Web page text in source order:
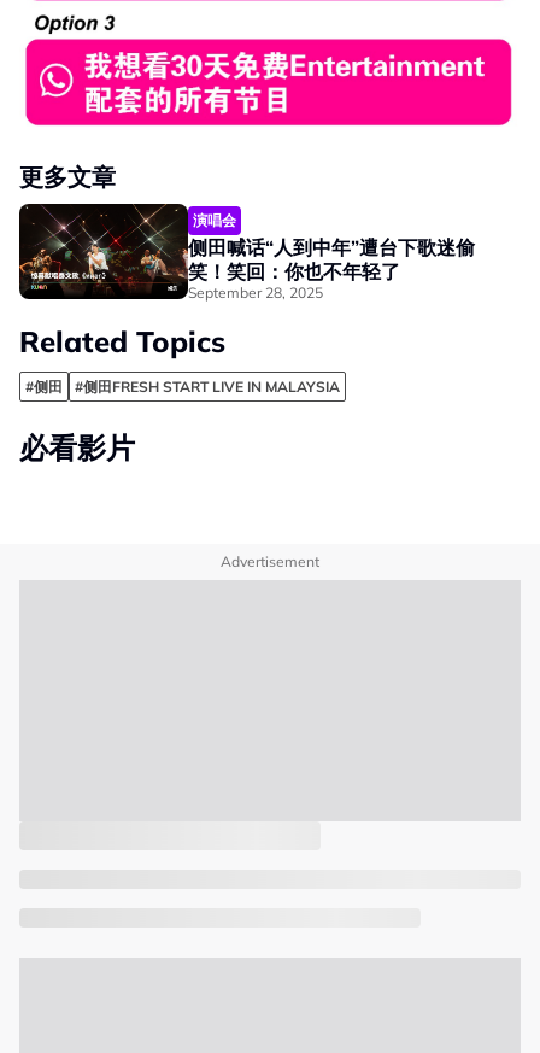
更多文章
演唱会
侧田喊话“人到中年”遭台下歌迷偷
笑！笑回：你也不年轻了
September 28, 2025
Related Topics
#侧田 #侧田FRESH START LIVE IN MALAYSIA
必看影片
Advertisement